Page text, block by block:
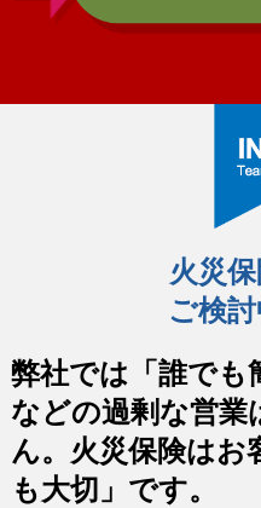
火災
ご検
弊社では「誰でも
などの過剰な営業
ん。火災保険はお
も大切」です。